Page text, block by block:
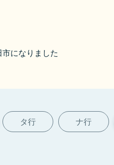
になりました
タ行 ナ行